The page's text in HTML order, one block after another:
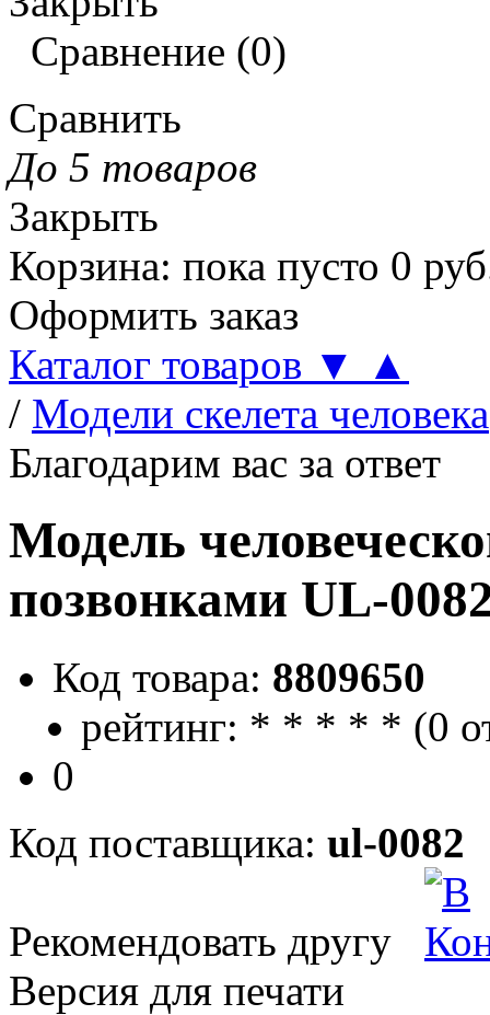
Сравнение (0)
Сравнить
До 5 товаров
Закрыть
Корзина: пока пусто 0
Оформить заказ
Каталог товаров ▼
▲
/ Модели скелета человека
Благодарим вас за ответ
Модель
позвонками UL-
Код товара: 8809650
рейтинг: * * * * * (0
0
Код поставщика: ul-0082
Рекомендовать другу
Версия для печати